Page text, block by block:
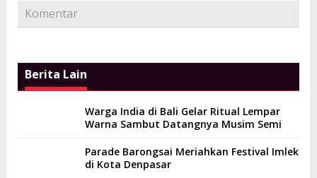
Komentar
Berita Lain
Warga India di Bali Gelar Ritual Lempar
Warna Sambut Datangnya Musim Semi
Parade Barongsai Meriahkan Festival Imlek
di Kota Denpasar